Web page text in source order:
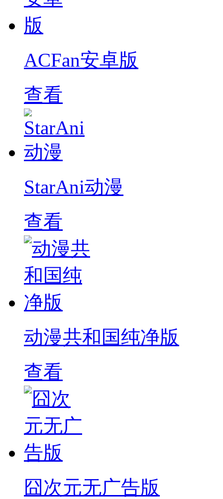
ACFan安卓版
查看
StarAni动漫
查看
动漫共和国纯净版
查看
囧次元无广告版